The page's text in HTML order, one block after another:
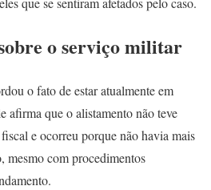
o serviço militar
o fato de estar atualmente em
afirma que o alistamento não teve
e ocorreu porque não havia mais
mesmo com procedimentos